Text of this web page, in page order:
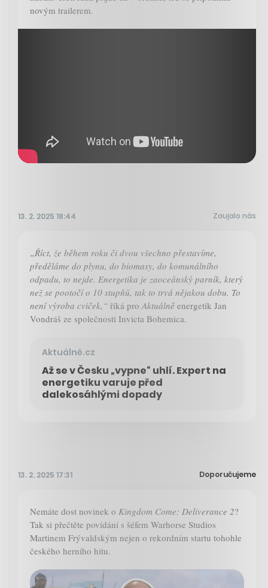
novým trailerem.
13. 2. 2025 18:44 Zaujalo nás
„Říct, že během roku či dvou všechno přestavíme,
předěláme do plynu, do biomasy, do komunálního
odpadu, to nejde. Energetika je zaoceánský parník, který
než se pootočí o 10 stupňů, tak to trvá nějakou dobu. To
není výroba cviček,“ říká pro Aktuálně energetik Jan
Vondráš ze společnosti Invicta Bohemica.
Aktuálně.cz
Až se v Česku „vypne“ uhlí. Expert na
energetiku varuje před
dalekosáhlými dopady
13. 2. 2025 17:31 Doporučujeme
Nemáte dost novinek o Kingdom Come: Deliverance 2?
Tak si přečtěte povídání s šéfem Warhorse Studios
Martinem Frývaldským nejen o rekordním startu tohohle
českého herního hitu.